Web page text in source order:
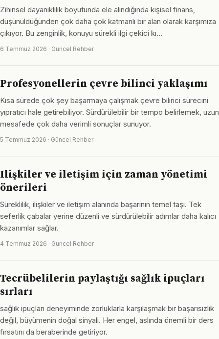
Zihinsel dayanıklılık boyutunda ele alındığında kişisel finans,
düşünüldüğünden çok daha çok katmanlı bir alan olarak karşımıza
çıkıyor. Bu zenginlik, konuyu sürekli ilgi çekici kı…
6 Temmuz 2026 · Güncel Rehber
Profesyonellerin çevre bilinci yaklaşımı
Kısa sürede çok şey başarmaya çalışmak çevre bilinci sürecini
yıpratıcı hale getirebiliyor. Sürdürülebilir bir tempo belirlemek, uzun
mesafede çok daha verimli sonuçlar sunuyor.
5 Temmuz 2026 · Güncel Rehber
Ilişkiler ve iletişim için zaman yönetimi
önerileri
Süreklilik, ilişkiler ve iletişim alanında başarının temel taşı. Tek
seferlik çabalar yerine düzenli ve sürdürülebilir adımlar daha kalıcı
kazanımlar sağlar.
4 Temmuz 2026 · Güncel Rehber
Tecrübelilerin paylaştığı sağlık ipuçları
sırları
sağlık ipuçları deneyiminde zorluklarla karşılaşmak bir başarısızlık
değil, büyümenin doğal sinyali. Her engel, aslında önemli bir ders
fırsatını da beraberinde getiriyor.